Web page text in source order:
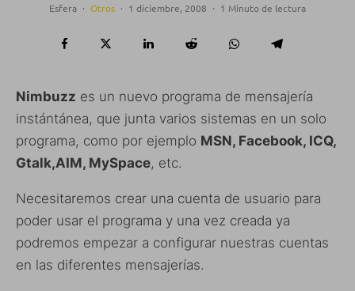
Esfera · Otros · 1 diciembre, 2008 · 1 Minuto de lectura
Nimbuzz es un nuevo programa de mensajería
instántánea, que junta varios sistemas en un solo
programa, como por ejemplo MSN, Facebook, ICQ,
Gtalk,AIM, MySpace, etc.
Necesitaremos crear una cuenta de usuario para
poder usar el programa y una vez creada ya
podremos empezar a configurar nuestras cuentas
en las diferentes mensajerías.